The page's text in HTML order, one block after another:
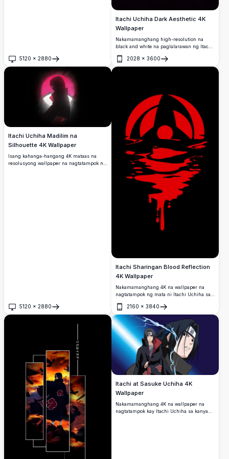
5120 × 2880
Buksan
Itachi Uchiha Dark Aesthetic 4K
Wallpaper
Nakamamanghang high-resolution na
black and white na paglalarawan ng Itachi
Uchiha na gumaganap ng isang hand
seal, na nakalagay sa isang malalim na
itim na background.
2028 × 3600
Buksan
Itachi Uchiha Madilim na
Silhouette 4K Wallpaper
Isang kahanga-hangang 4K mataas na
resolusyong wallpaper na nagtatampok ng
5120 × 2880
Buksan
Itachi Sharingan Blood Reflection
4K Wallpaper
Nakamamanghang 4K na wallpaper na
nagtatampok ng mata ni Itachi Uchiha sa
sa isang purong itim na background, na
may dramatikong epekto ng pagmuni-
muni ng tubig na pumatak ng dugo para
sa isang madilim, makapangyarihang
aesthetic.
2160 × 3840
Buksan
Itachi at Sasuke Uchiha 4K
Wallpaper
Nakamamanghang 4K na wallpaper na
nagtatampok kay Itachi Uchiha sa kanyang